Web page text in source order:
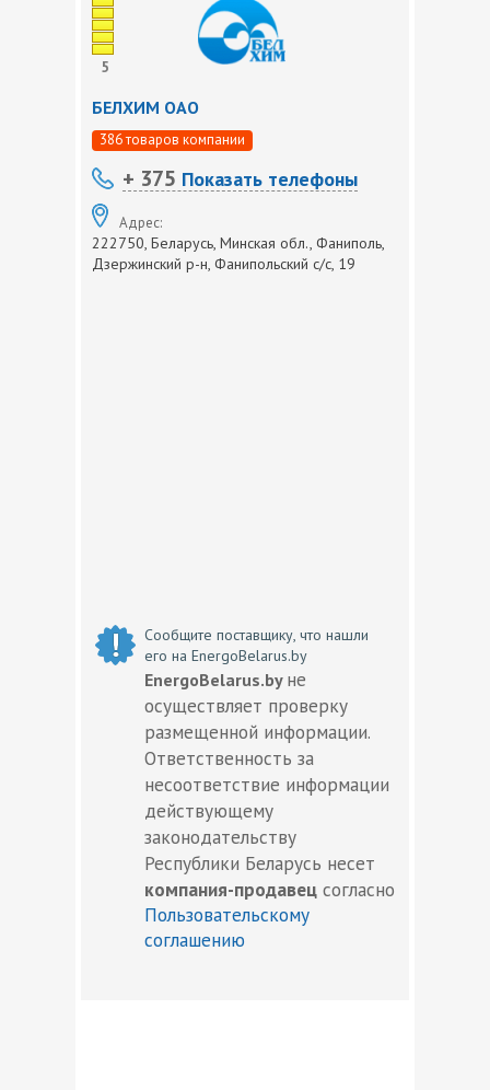
5
БЕЛХИМ ОАО
386 товаров компании
+ 375 Показать телефоны
Адрес:
222750, Беларусь, Минская обл., Фаниполь,
Дзержинский р-н, Фанипольский с/с, 19
Сообщите поставщику, что нашли
его на EnergoBelarus.by
EnergoBelarus.by не
осуществляет проверку
размещенной информации.
Ответственность за
несоответствие информации
действующему
законодательству
Республики Беларусь несет
компания-продавец согласно
Пользовательскому
соглашению